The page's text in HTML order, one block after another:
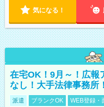
気になる！
在宅OK！9月～！広報
なし！大手法律事務所！
派遣 ブランクOK WEB登録・